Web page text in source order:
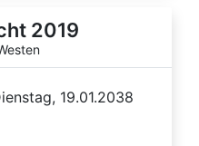
2019
19.01.2038